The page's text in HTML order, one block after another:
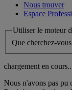
Nous trouver
Espace
Utiliser le moteur
Que cherchez-
chargement en
Nous n'avons pas pu